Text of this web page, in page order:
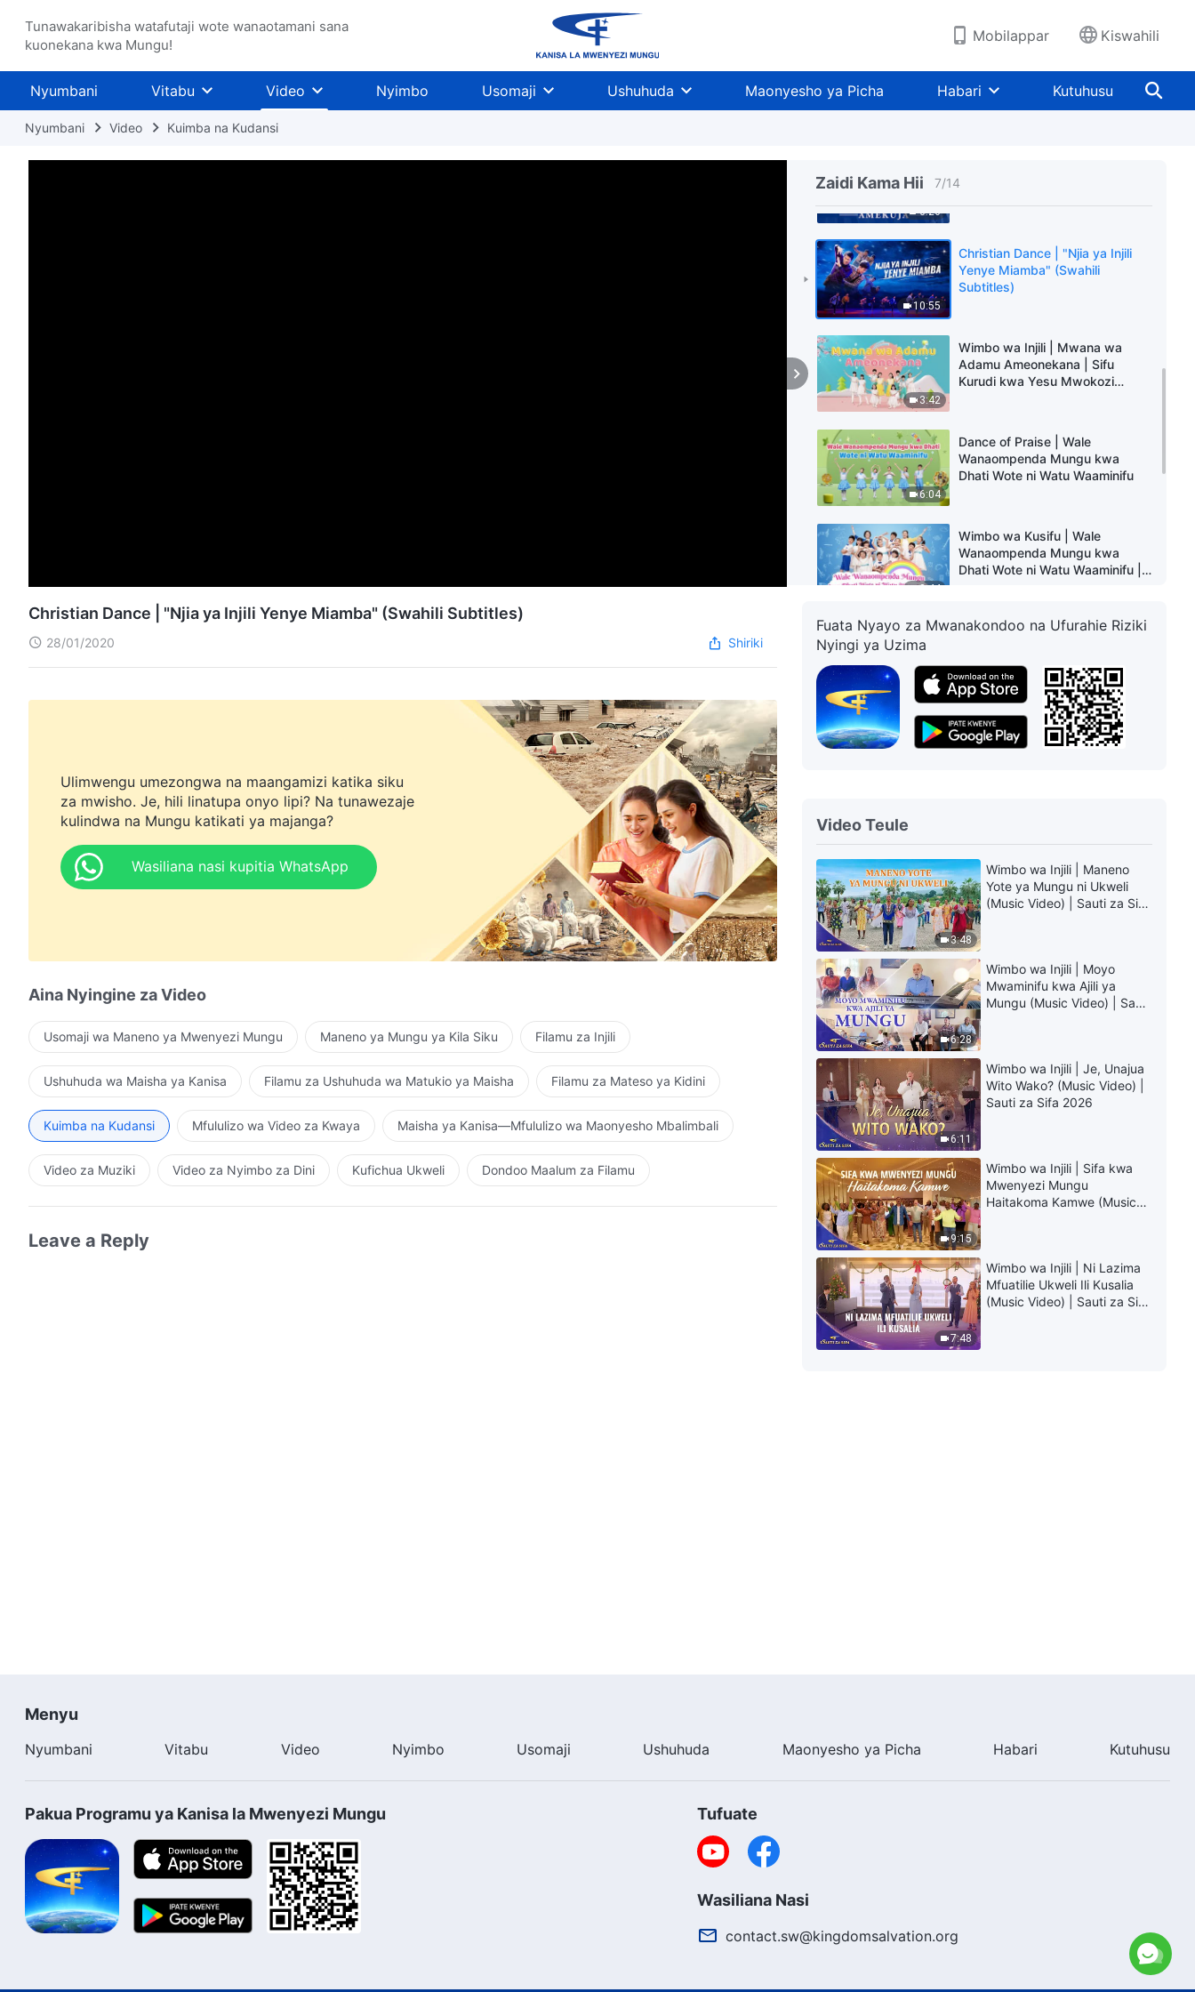
Tunawakaribisha watafutaji wote wanaotamani sana
kuonekana kwa Mungu!
Mobilappar Kiswahili
Nyumbani Vitabu Video Nyimbo Usomaji Ushuhuda Maonyesho ya Picha Habari Kutuhusu
Nyumbani Video Kuimba na Kudansi
Zaidi Kama Hii 7/14
（Swahili Subtitles）
6:26
10:55
Christian Dance | "Njia ya Injili
Yenye Miamba" (Swahili
Subtitles)
3:42
Wimbo wa Injili | Mwana wa
Adamu Ameonekana | Sifu
Kurudi kwa Yesu Mwokozi
6:04
Dance of Praise | Wale
Wanaompenda Mungu kwa
Dhati Wote ni Watu Waaminifu
3:44
Wimbo wa Kusifu | Wale
Wanaompenda Mungu kwa
Dhati Wote ni Watu Waaminifu |
8:33
Wimbo wa Kikristo | Umuhimu
Lord Has Come Back (Tai Chi
Dance)
Ngoma ya Kikristo | Ufalme wa
Kristo Unapatikana Miongoni
3:35
wa Bwana Yesu
3:41
Ngoma ya Kikristo | Wimbo wa
Mapenzi Matamu
Christian Dance | "Njia ya Injili Yenye Miamba" (Swahili Subtitles)
28/01/2020 Shiriki
Ulimwengu umezongwa na maangamizi katika siku
za mwisho. Je, hili linatupa onyo lipi? Na tunawezaje
kulindwa na Mungu katikati ya majanga?
Wasiliana nasi kupitia WhatsApp
Aina Nyingine za Video
Usomaji wa Maneno ya Mwenyezi Mungu Maneno ya Mungu ya Kila Siku Filamu za Injili
Ushuhuda wa Maisha ya Kanisa Filamu za Ushuhuda wa Matukio ya Maisha Filamu za Mateso ya Kidini
Kuimba na Kudansi Mfululizo wa Video za Kwaya Maisha ya Kanisa—Mfululizo wa Maonyesho Mbalimbali
Video za Muziki Video za Nyimbo za Dini Kufichua Ukweli Dondoo Maalum za Filamu
Leave a Reply
Fuata Nyayo za Mwanakondoo na Ufurahie Riziki
Nyingi ya Uzima
Video Teule
3:48
Wimbo wa Injili | Maneno
Yote ya Mungu ni Ukweli
(Music Video) | Sauti za Sifa
6:28
Wimbo wa Injili | Moyo
Mwaminifu kwa Ajili ya
Mungu (Music Video) | Sauti
6:11
Wimbo wa Injili | Je, Unajua
Wito Wako? (Music Video) |
Sauti za Sifa 2026
9:15
Wimbo wa Injili | Sifa kwa
Mwenyezi Mungu
Haitakoma Kamwe (Music
7:48
Wimbo wa Injili | Ni Lazima
Mfuatilie Ukweli Ili Kusalia
(Music Video) | Sauti za Sifa
Menyu
Nyumbani Vitabu Video Nyimbo Usomaji Ushuhuda Maonyesho ya Picha Habari Kutuhusu
Pakua Programu ya Kanisa la Mwenyezi Mungu Tufuate
Wasiliana Nasi
contact.sw@kingdomsalvation.org